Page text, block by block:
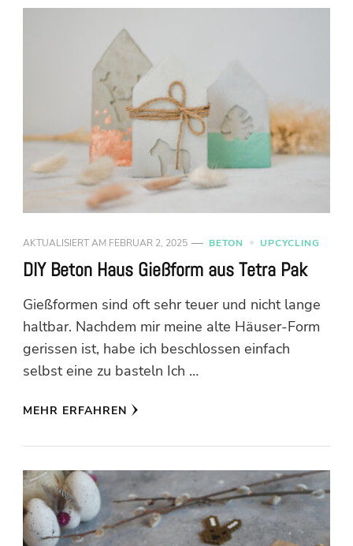
AKTUALISIERT AM FEBRUAR 2, 2025 BETON UPCYCLING
DIY Beton Haus Gießform aus Tetra Pak
Gießformen sind oft sehr teuer und nicht lange
haltbar. Nachdem mir meine alte Häuser-Form
gerissen ist, habe ich beschlossen einfach
selbst eine zu basteln Ich …
MEHR ERFAHREN